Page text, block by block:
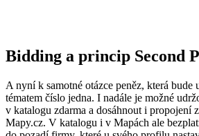
Bidding a princip Second
A nyní k samotné otázce peněz, která bude
tématem číslo jedna. I nadále je možné
v katalogu zdarma a dosáhnout i propojení
Mapy.cz. V katalogu i v Mapách ale